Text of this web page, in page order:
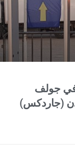
في جولف
(جاردكس)